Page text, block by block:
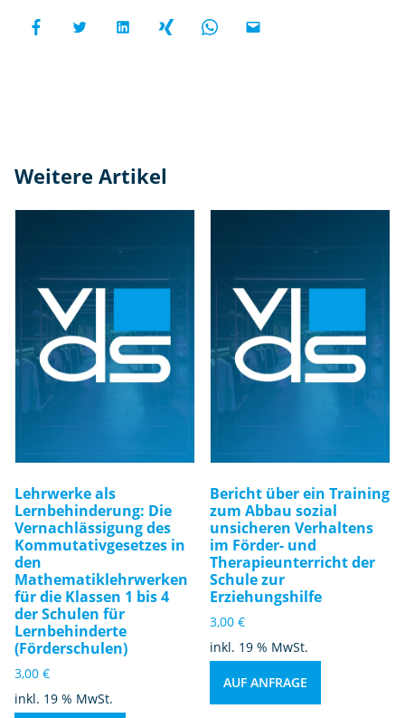
Weitere Artikel
Lehrwerke als
Lernbehinderung: Die
Vernachlässigung des
Kommutativgesetzes in
den
Mathematiklehrwerken
für die Klassen 1 bis 4
der Schulen für
Lernbehinderte
(Förderschulen)
3,00 €
inkl. 19 % MwSt.
Bericht über ein Training
zum Abbau sozial
unsicheren Verhaltens
im Förder- und
Therapieunterricht der
Schule zur
Erziehungshilfe
3,00€
inkl. 19 % MwSt.
AUF ANFRAGE